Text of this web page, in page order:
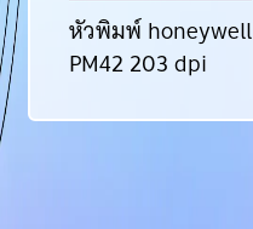
หัวพิมพ์ honeywell
PM42 203 dpi